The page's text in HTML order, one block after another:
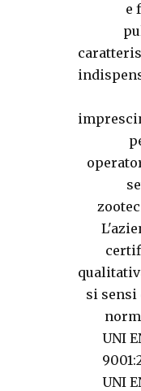
e
si sensi
UNI
UNI